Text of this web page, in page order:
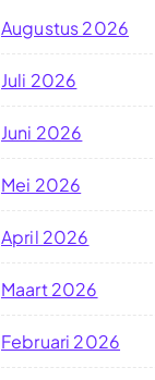
Augustus 2026
Juli 2026
Juni 2026
Mei 2026
April 2026
Maart 2026
Februari 2026